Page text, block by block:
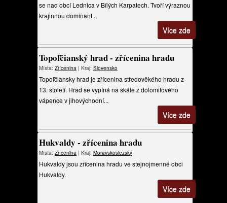
se nad obcí Lednica v Bílých Karpatech. Tvoří výraznou
krajinnou dominant...
Více zde
Topoľčianský hrad - zřícenina hradu
Místa: Zřícenina | Kraj: Slovensko
Topoľčiansky hrad je zřícenina středověkého hradu z
13. století. Hrad se vypíná na skále z dolomitového
vápence v jihovýchodní...
Více zde
Hukvaldy - zřícenina hradu
Místa: Zřícenina | Kraj: Moravskoslezský
Hukvaldy jsou zřícenina hradu ve stejnojmenné obci
Hukvaldy.
Více zde